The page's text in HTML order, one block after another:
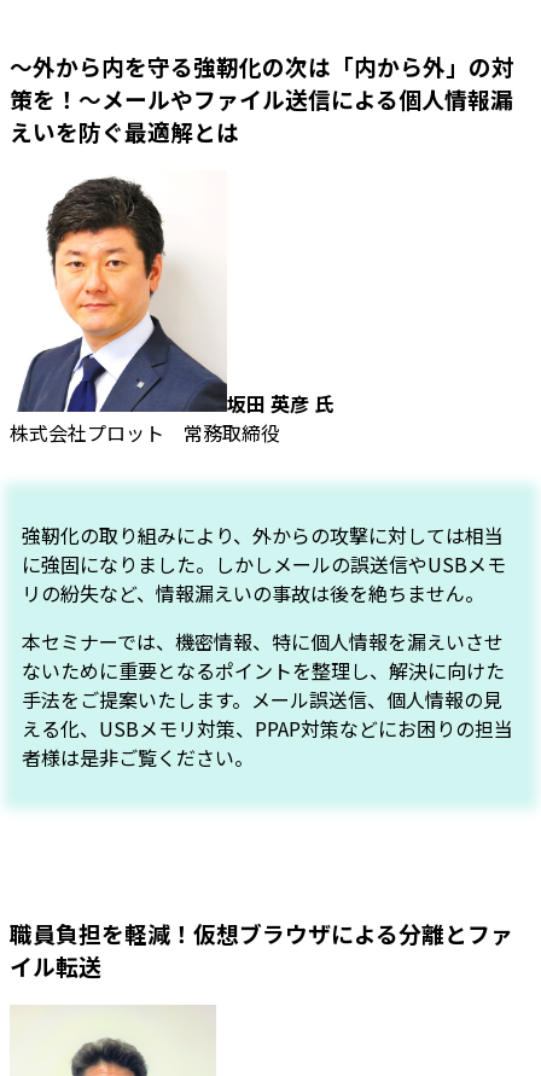
～外から内を守る強靭化の次は「内から外」の対
策を！～メールやファイル送信による個人情報漏
えいを防ぐ最適解とは
坂田 英彦 氏
株式会社プロット 常務取締役
強靭化の取り組みにより、外からの攻撃に対しては相当
に強固になりました。しかしメールの誤送信やUSBメモ
リの紛失など、情報漏えいの事故は後を絶ちません。
本セミナーでは、機密情報、特に個人情報を漏えいさせ
ないために重要となるポイントを整理し、解決に向けた
手法をご提案いたします。メール誤送信、個人情報の見
える化、USBメモリ対策、PPAP対策などにお困りの担当
者様は是非ご覧ください。
職員負担を軽減！仮想ブラウザによる分離とファ
イル転送